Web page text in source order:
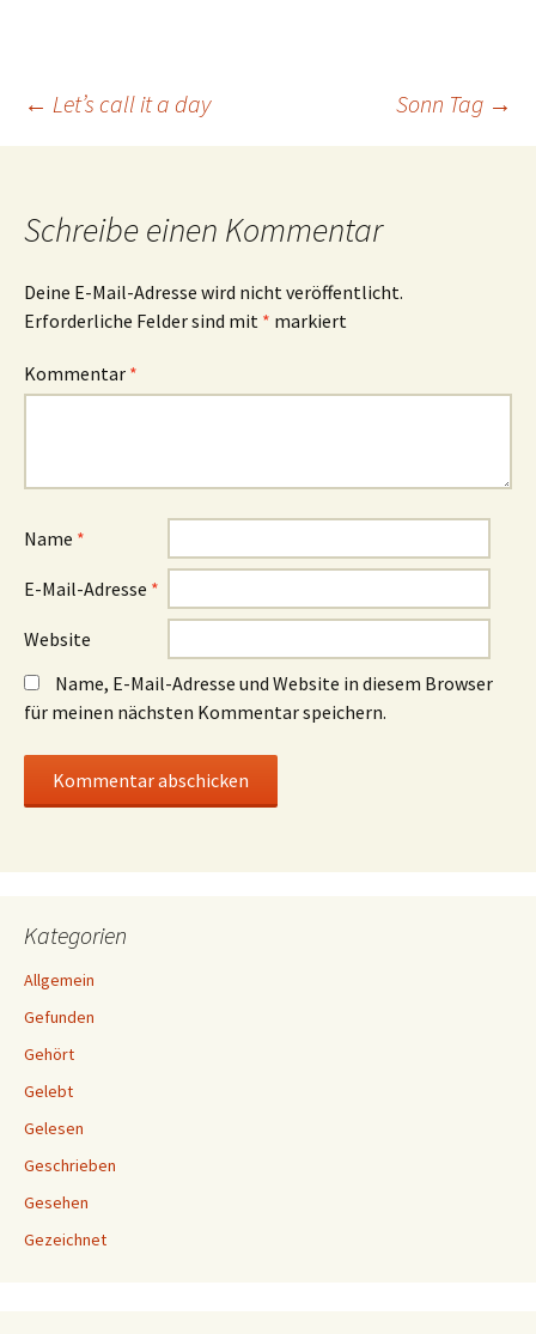
Beitrags-
← Let’s call it a day Sonn Tag →
Schreibe einen Kommentar
Deine E-Mail-Adresse wird nicht veröffentlicht.
Erforderliche Felder sind mit * markiert
Kommentar *
Name *
E-Mail-Adresse *
Website
Name, E-Mail-Adresse und Website in diesem Browser
für meinen nächsten Kommentar speichern.
Kategorien
Allgemein
Gefunden
Gehört
Gelebt
Gelesen
Geschrieben
Gesehen
Gezeichnet